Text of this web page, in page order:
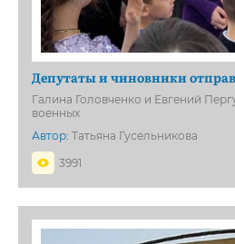
Депутаты и чиновники
Галина Головченко и Евгений
военных
Автор: Татьяна Гусельникова
3991